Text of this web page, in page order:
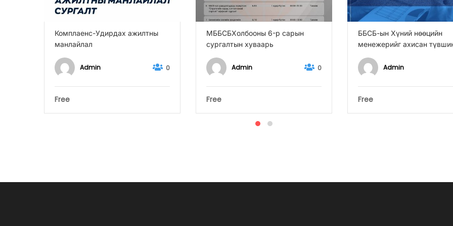
Комплаенс-Удирдах ажилтны
манлайлал
Admin 0
Free
МББСБХолбооны 6-р сарын
сургалтын хуваарь
Admin 0
Free
ББСБ-ын Хүний нөөцийн
менежерийг ахисан
Admin
Free